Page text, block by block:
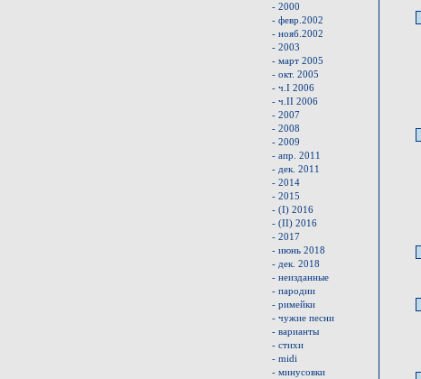
- 2000
- февр.2002
- нояб.2002
- 2003
- март 2005
- окт. 2005
- ч.I 2006
- ч.II 2006
- 2007
- 2008
- 2009
- апр. 2011
- дек. 2011
- 2014
- 2015
- (I) 2016
- (II) 2016
- 2017
- июнь 2018
- дек. 2018
- неизданные
- пародии
- римейки
- чужие песни
- варианты
- стихи
- midi
- минусовки